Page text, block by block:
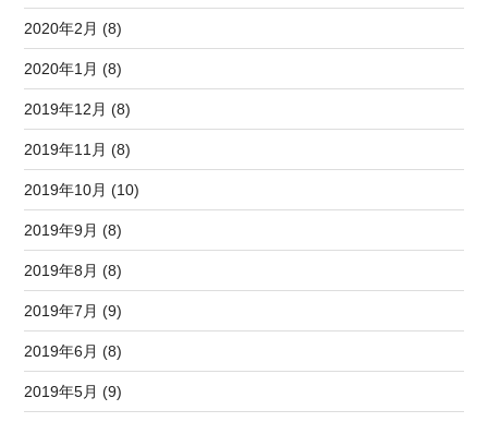
2020年2月 (8)
2020年1月 (8)
2019年12月 (8)
2019年11月 (8)
2019年10月 (10)
2019年9月 (8)
2019年8月 (8)
2019年7月 (9)
2019年6月 (8)
2019年5月 (9)